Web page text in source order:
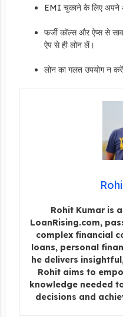
EMI चुकाने के लिए अपने
फर्जी कॉल्स और ऐप्स से
ऐप से ही लोन लें।
लोन का गलत उपयोग न
Rohit Kumar is
LoanRising.com,
complex financial
loans, personal
he delivers
Rohit aims to
knowledge needed
decisions and